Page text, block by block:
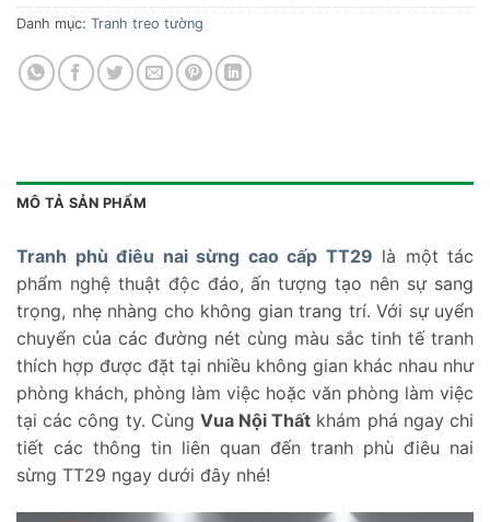
Danh mục: Tranh treo tường
MÔ TẢ SẢN PHẨM
Tranh phù điêu nai sừng cao cấp TT29 là một tác
phẩm nghệ thuật độc đáo, ấn tượng tạo nên sự sang
trọng, nhẹ nhàng cho không gian trang trí. Với sự uyển
chuyển của các đường nét cùng màu sắc tinh tế tranh
thích hợp được đặt tại nhiều không gian khác nhau như
phòng khách, phòng làm việc hoặc văn phòng làm việc
tại các công ty. Cùng Vua Nội Thất khám phá ngay chi
tiết các thông tin liên quan đến tranh phù điêu nai
sừng TT29 ngay dưới đây nhé!